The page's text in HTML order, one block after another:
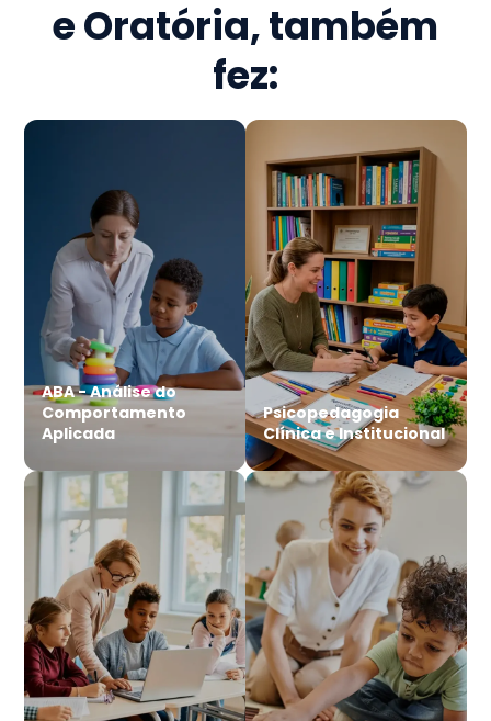
e Oratória, também
fez:
ABA - Análise do
Comportamento
Aplicada
Psicopedagogia
Clínica e Institucional